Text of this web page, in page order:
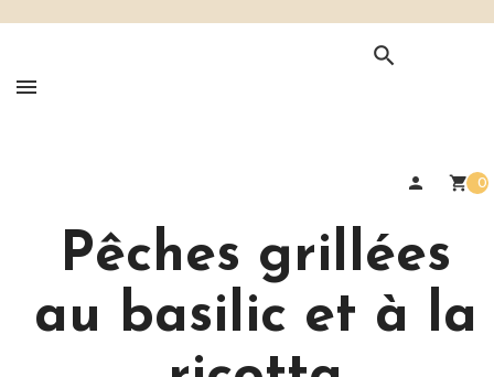

person shopping_cart 0
Pêches grillées
au basilic et à la